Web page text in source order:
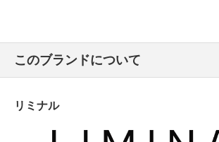
このブランドについて
リミナル